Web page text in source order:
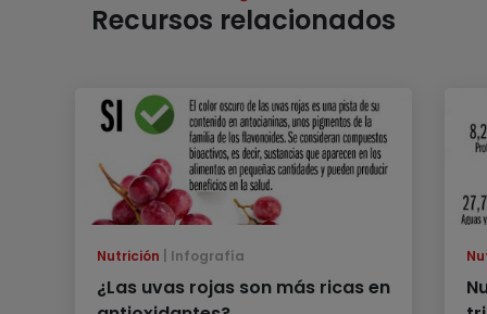
Recursos relacionados
Nutrición Infografía
¿Las uvas rojas son más ricas en